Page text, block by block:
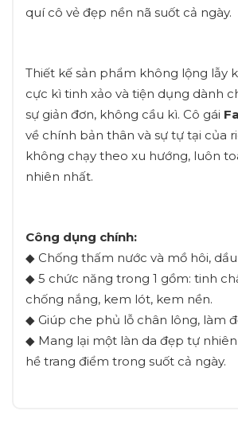
quí cô vẻ đẹp nền nã suốt cả ngày.
Thiết kế sản phẩm không lộng lẫy
cực kì tinh xảo và tiện dụng dành
sự giản đơn, không cầu kì. Cô gái
về chính bản thân và sự tự tại của
không chạy theo xu hướng, luôn
nhiên nhất.
Công dụng chính:
◆ Chống thấm nước và mồ hôi,
◆ 5 chức năng trong 1 gồm: tinh
chống nắng, kem lót, kem nền.
◆ Giúp che phủ lỗ chân lông, làm
◆ Mang lại một làn da đẹp tự
hề trang điểm trong suốt cả ngày.